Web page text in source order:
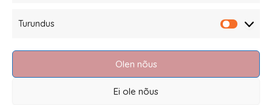
Turundus
Olen nõus
Ei ole nõus
Müügitingimused
Kauba tagastamine